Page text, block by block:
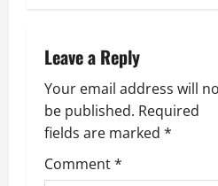
a
v
i
g
Leave a Reply
Your email address will
be published. Required
fields are marked *
Comment*